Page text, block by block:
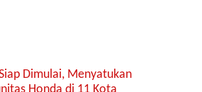
Dimulai, Menyatukan